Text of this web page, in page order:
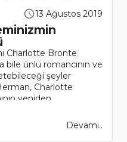
13 Ağustos 2019
Charlotte Bronte
bile ünlü romancının ve
şeyler
Charlotte
yeniden
Devamı..